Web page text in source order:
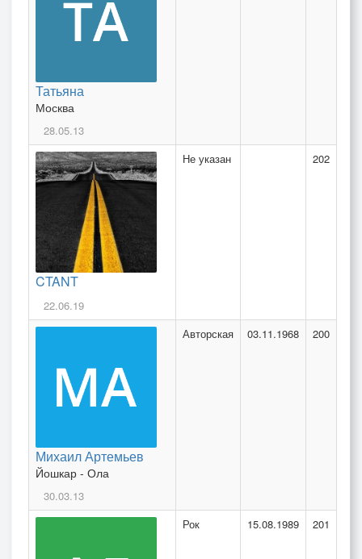
Татьяна
Москва
28.05.13
CTANT
22.06.19
Не указан 202
Михаил Артемьев
Йошкар - Ола
30.03.13
Авторская 03.11.1968 200
Рок 15.08.1989 201